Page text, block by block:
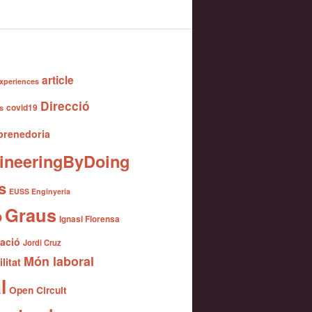
article
covid19 Direcció
EUSS Enginyeria
Graus Ignasi Florensa
Jordi Cruz
Món laboral
Open Circuit